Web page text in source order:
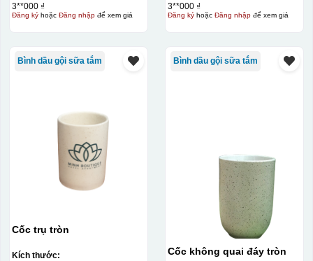
3**000 ₫
Đăng kýhoặc Đăng nhậpđể xem giá
3**000 ₫
Đăng kýhoặc Đăng nhậpđể xem giá
Bình dầu gội sữa tắm
Cốc trụ tròn
Kích thước:
Bình dầu gội sữa tắm
Cốc không quai đáy tròn